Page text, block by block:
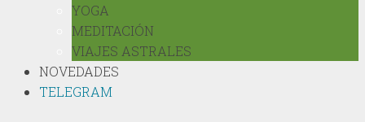
YOGA
MEDITACIÓN
VIAJES ASTRALES
NOVEDADES
TELEGRAM